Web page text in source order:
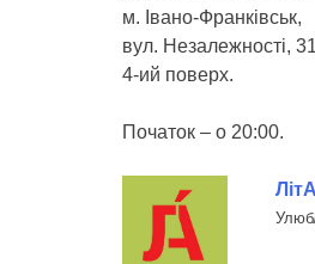
м. Івано-Франківськ,
вул. Незалежності,
4-ий поверх.
Початок – о 20:00.